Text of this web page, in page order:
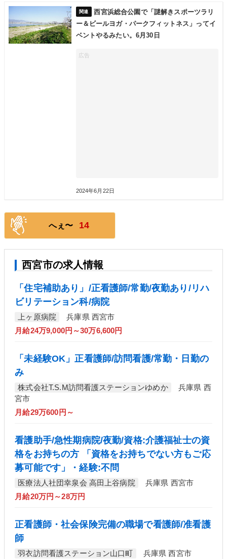
西宮浜総合公園で「謎解きスポーツラリ
ー＆ビールヨガ・パークフィットネス」ってイ
ベントやるみたい。6月30日
2024年6月22日
へぇ〜 14
西宮市の求人情報
「住宅補助あり」/正看護師/常勤/夜勤あり/リハ
ビリテーション科/病院
上ヶ原病院
兵庫県 西宮市
月給24万9,000円～30万6,600円
「未経験OK」正看護師/訪問看護/常勤・日勤の
み
株式会社T.S.M訪問看護ステーションゆめか
兵庫県 西
宮市
月給29万600円～
看護助手/急性期病院/夜勤/資格:介護福祉士の資
格をお持ちの方 「資格をお持ちでない方もご応
募可能です」・経験:不問
医療法人社団幸泉会 高田上谷病院
兵庫県 西宮市
月給20万円～28万円
正看護師・社会保険完備の職場で看護師/准看護
師
羽衣訪問看護ステーション山口町
兵庫県 西宮市